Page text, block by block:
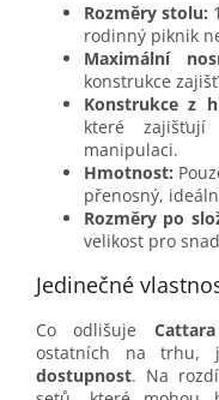
Rozměry stolu:
rodinný piknik
Maximální
konstrukce
Konstrukce z
které zajišťují
manipulaci.
Hmotnost:
přenosný,
Rozměry po
velikost pro
Jedinečné
Co odlišuje
ostatních na trhu,
dostupnost. Na